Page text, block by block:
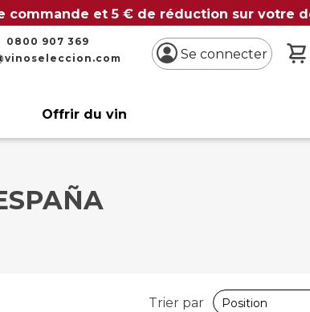
commande et 5 € de réduction sur votre
0800 907 369
Se connecter
Offrir du vin
Trier par